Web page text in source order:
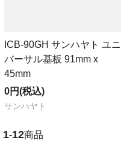
ICB-90GH サンハヤト ユニ
バーサル基板 91mm x
45mm
0円(税込)
サンハヤト
1-12商品